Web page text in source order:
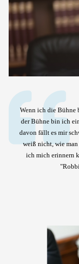
Wenn ich die Bühne
der Bühne bin ich
davon fällt es mir
weiß nicht, wie man
ich mich erinnern